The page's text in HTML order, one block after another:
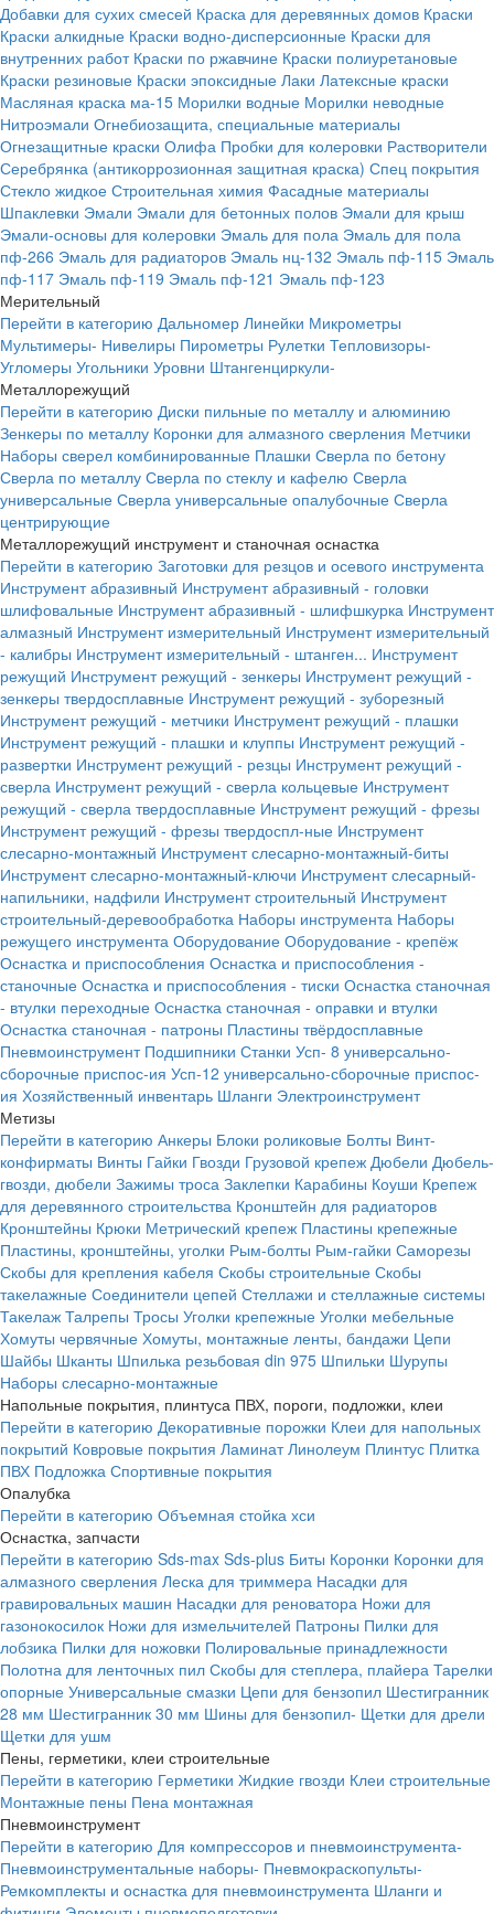
Добавки для сухих смесей Краска для деревянных домов Краски
Краски алкидные Краски водно-дисперсионные Краски для
внутренних работ Краски по ржавчине Краски полиуретановые
Краски резиновые Краски эпоксидные Лаки Латексные краски
Масляная краска ма-15 Морилки водные Морилки неводные
Нитроэмали Огнебиозащита, специальные материалы
Огнезащитные краски Олифа Пробки для колеровки Растворители
Серебрянка (антикоррозионная защитная краска) Спец покрытия
Стекло жидкое Строительная химия Фасадные материалы
Шпаклевки Эмали Эмали для бетонных полов Эмали для крыш
Эмали-основы для колеровки Эмаль для пола Эмаль для пола
пф-266 Эмаль для радиаторов Эмаль нц-132 Эмаль пф-115 Эмаль
пф-117 Эмаль пф-119 Эмаль пф-121 Эмаль пф-123
Мерительный
Перейти в категорию Дальномер Линейки Микрометры
Мультимеры- Нивелиры Пирометры Рулетки Тепловизоры-
Угломеры Угольники Уровни Штангенциркули-
Металлорежущий
Перейти в категорию Диски пильные по металлу и алюминию
Зенкеры по металлу Коронки для алмазного сверления Метчики
Наборы сверел комбинированные Плашки Сверла по бетону
Сверла по металлу Сверла по стеклу и кафелю Сверла
универсальные Сверла универсальные опалубочные Сверла
центрирующие
Металлорежущий инструмент и станочная оснастка
Перейти в категорию Заготовки для резцов и осевого инструмента
Инструмент абразивный Инструмент абразивный - головки
шлифовальные Инструмент абразивный - шлифшкурка Инструмент
алмазный Инструмент измерительный Инструмент измерительный
- калибры Инструмент измерительный - штанген... Инструмент
режущий Инструмент режущий - зенкеры Инструмент режущий -
зенкеры твердосплавные Инструмент режущий - зуборезный
Инструмент режущий - метчики Инструмент режущий - плашки
Инструмент режущий - плашки и клуппы Инструмент режущий -
развертки Инструмент режущий - резцы Инструмент режущий -
сверла Инструмент режущий - сверла кольцевые Инструмент
режущий - сверла твердосплавные Инструмент режущий - фрезы
Инструмент режущий - фрезы твердоспл-ные Инструмент
слесарно-монтажный Инструмент слесарно-монтажный-биты
Инструмент слесарно-монтажный-ключи Инструмент слесарный-
напильники, надфили Инструмент строительный Инструмент
строительный-деревообработка Наборы инструмента Наборы
режущего инструмента Оборудование Оборудование - крепёж
Оснастка и приспособления Оснастка и приспособления -
станочные Оснастка и приспособления - тиски Оснастка станочная
- втулки переходные Оснастка станочная - оправки и втулки
Оснастка станочная - патроны Пластины твёрдосплавные
Пневмоинструмент Подшипники Станки Усп- 8 универсально-
сборочные приспос-ия Усп-12 универсально-сборочные приспос-
ия Хозяйственный инвентарь Шланги Электроинструмент
Метизы
Перейти в категорию Анкеры Блоки роликовые Болты Винт-
конфирматы Винты Гайки Гвозди Грузовой крепеж Дюбели Дюбель-
гвозди, дюбели Зажимы троса Заклепки Карабины Коуши Крепеж
для деревянного строительства Кронштейн для радиаторов
Кронштейны Крюки Метрический крепеж Пластины крепежные
Пластины, кронштейны, уголки Рым-болты Рым-гайки Саморезы
Скобы для крепления кабеля Скобы строительные Скобы
такелажные Соединители цепей Стеллажи и стеллажные системы
Такелаж Талрепы Тросы Уголки крепежные Уголки мебельные
Хомуты червячные Хомуты, монтажные ленты, бандажи Цепи
Шайбы Шканты Шпилька резьбовая din 975 Шпильки Шурупы
Наборы слесарно-монтажные
Напольные покрытия, плинтуса ПВХ, пороги, подложки, клеи
Перейти в категорию Декоративные порожки Клеи для напольных
покрытий Ковровые покрытия Ламинат Линолеум Плинтус Плитка
ПВХ Подложка Спортивные покрытия
Опалубка
Перейти в категорию Объемная стойка хси
Оснастка, запчасти
Перейти в категорию Sds-max Sds-plus Биты Коронки Коронки для
алмазного сверления Леска для триммера Насадки для
гравировальных машин Насадки для реноватора Ножи для
газонокосилок Ножи для измельчителей Патроны Пилки для
лобзика Пилки для ножовки Полировальные принадлежности
Полотна для ленточных пил Скобы для степлера, плайера Тарелки
опорные Универсальные смазки Цепи для бензопил Шестигранник
28 мм Шестигранник 30 мм Шины для бензопил- Щетки для дрели
Щетки для ушм
Пены, герметики, клеи строительные
Перейти в категорию Герметики Жидкие гвозди Клеи строительные
Монтажные пены Пена монтажная
Пневмоинструмент
Перейти в категорию Для компрессоров и пневмоинструмента-
Пневмоинструментальные наборы- Пневмокраскопульты-
Ремкомплекты и оснастка для пневмоинструмента Шланги и